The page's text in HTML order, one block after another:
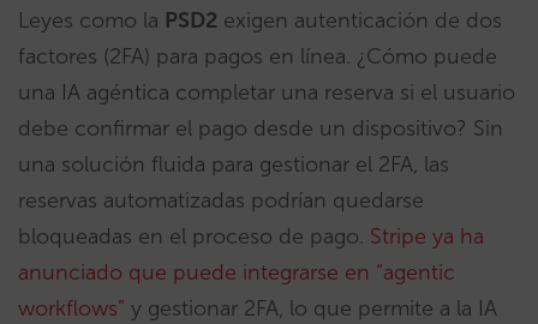
Leyes como la PSD2 exigen autenticación de dos
factores (2FA) para pagos en línea. ¿Cómo puede
una IA agéntica completar una reserva si el usuario
debe confirmar el pago desde un dispositivo? Sin
una solución fluida para gestionar el 2FA, las
reservas automatizadas podrían quedarse
bloqueadas en el proceso de pago. Stripe ya ha
anunciado que puede integrarse en “agentic
workflows” y gestionar 2FA, lo que permite a la IA